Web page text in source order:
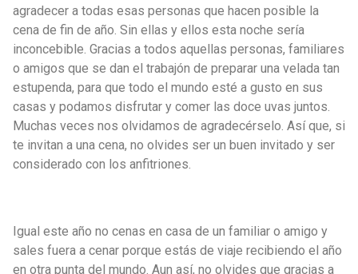
agradecer a todas esas personas que hacen posible la
cena de fin de año. Sin ellas y ellos esta noche sería
inconcebible. Gracias a todos aquellas personas, familiares
o amigos que se dan el trabajón de preparar una velada tan
estupenda, para que todo el mundo esté a gusto en sus
casas y podamos disfrutar y comer las doce uvas juntos.
Muchas veces nos olvidamos de agradecérselo. Así que, si
te invitan a una cena, no olvides ser un buen invitado y ser
considerado con los anfitriones.
Igual este año no cenas en casa de un familiar o amigo y
sales fuera a cenar porque estás de viaje recibiendo el año
en otra punta del mundo. Aun así, no olvides que gracias a